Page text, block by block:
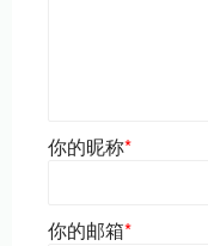
你的昵称*
你的邮箱*